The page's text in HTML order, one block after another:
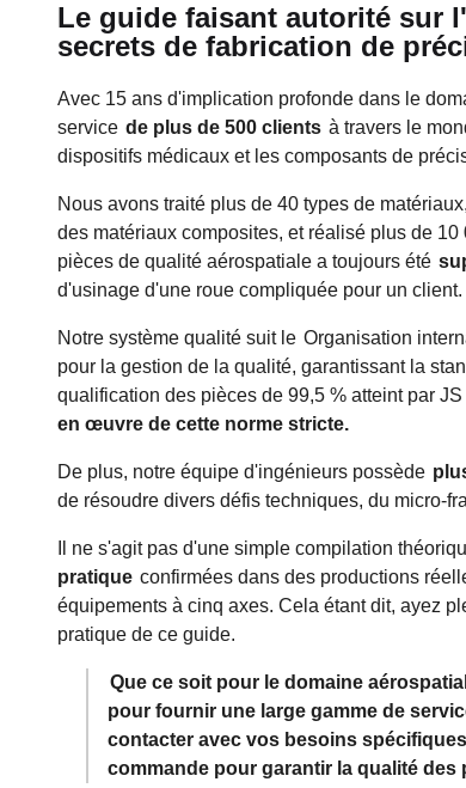
Le guide faisant autorité sur
secrets de fabrication de
Avec 15 ans d'implication profonde dans le
service de plus de 500 clients à travers le
dispositifs médicaux et les composants de
Nous avons traité plus de 40 types de
des matériaux composites, et réalisé plus de
pièces de qualité aérospatiale a toujours été
d'usinage d'une roue compliquée pour un client.
Notre système qualité suit le Organisation
pour la gestion de la qualité, garantissant la
qualification des pièces de 99,5 % atteint par
en œuvre de cette norme stricte.
De plus, notre équipe d'ingénieurs possède
de résoudre divers défis techniques, du micro-
Il ne s'agit pas d'une simple compilation
pratique confirmées dans des productions
équipements à cinq axes. Cela étant dit, ayez
pratique de ce guide.
Que ce soit pour le domaine
pour fournir une large gamme de
contacter avec vos besoins
commande pour garantir la qualité des